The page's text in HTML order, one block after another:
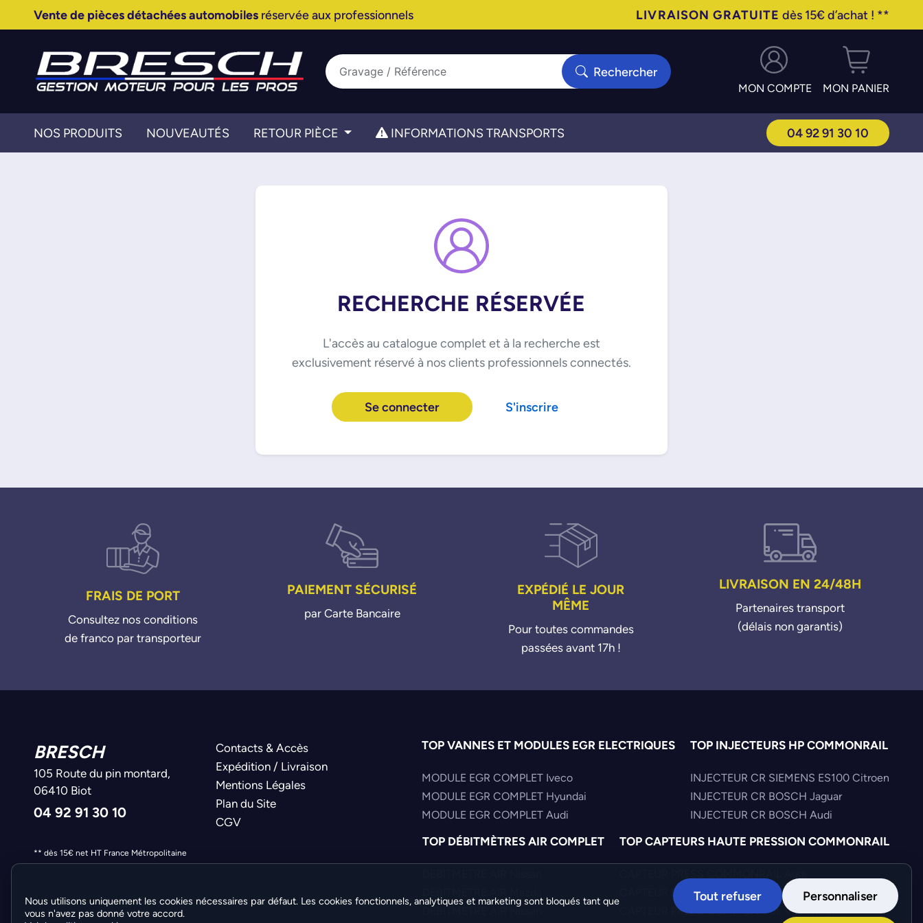
Vente de pièces détachées automobilesréservée aux professionnels LIVRAISON GRATUITE dès 15€ d’achat ! **
Rechercher
MON COMPTE MON PANIER
NOS PRODUITS NOUVEAUTÉS RETOUR PIÈCE INFORMATIONS TRANSPORTS 04 92 91 30 10
RECHERCHE RÉSERVÉE
L'accès au catalogue complet et à la recherche est
exclusivement réservé à nos clients professionnels connectés.
Se connecter S'inscrire
FRAIS DE PORT
Consultez nos conditions
de franco par transporteur
PAIEMENT SÉCURISÉ
par Carte Bancaire
EXPÉDIÉ LE JOUR
MÊME
Pour toutes commandes
passées avant 17h !
LIVRAISON EN 24/48H
Partenaires transport
(délais non garantis)
BRESCH
105 Route du pin montard,
06410 Biot
04 92 91 30 10
Contacts & Accès
Expédition / Livraison
Mentions Légales
Plan du Site
CGV
** dès 15€ net HT France Métropolitaine
TOP VANNES ET MODULES EGR ELECTRIQUES
MODULE EGR COMPLET Iveco
MODULE EGR COMPLET Hyundai
MODULE EGR COMPLET Audi
TOP INJECTEURS HP COMMONRAIL
INJECTEUR CR SIEMENS ES100 Citroen
INJECTEUR CR BOSCH Jaguar
INJECTEUR CR BOSCH Audi
TOP DÉBITMÈTRES AIR COMPLET
DEBITMETRE AIR Nissan
TOP CAPTEURS HAUTE PRESSION COMMONRAIL
CAPTEUR PRESS COMMONRAIL Hyundai
CAPTEUR PRESS COMMONRAIL Volkswagen
Nous utilisons uniquement les cookies nécessaires par défaut. Les cookies fonctionnels, analytiques et marketing sont bloqués tant que
vous n'avez pas donné votre accord.
Tout refuser Personnaliser